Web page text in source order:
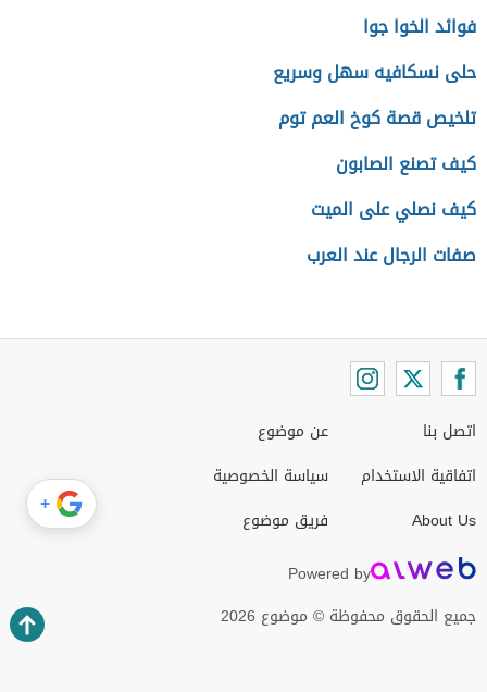
فوائد الخوا جوا
حلى نسكافيه سهل وسريع
تلخيص قصة كوخ العم توم
كيف تصنع الصابون
كيف نصلي على الميت
صفات الرجال عند العرب
اتصل بنا
اتفاقية الاستخدام
About Us
عن موضوع
سياسة الخصوصية
فريق موضوع
Powered by
جميع الحقوق محفوظة © موضوع 2026
+